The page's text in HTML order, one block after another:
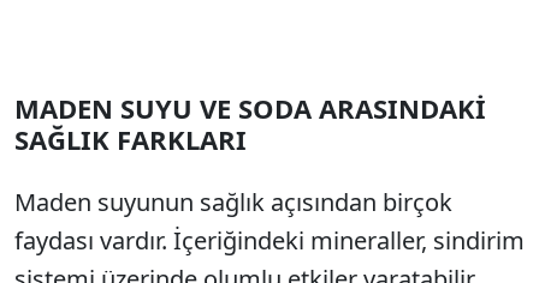
MADEN SUYU VE SODA ARASINDAKİ
SAĞLIK FARKLARI
Maden suyunun sağlık açısından birçok
faydası vardır. İçeriğindeki mineraller, sindirim